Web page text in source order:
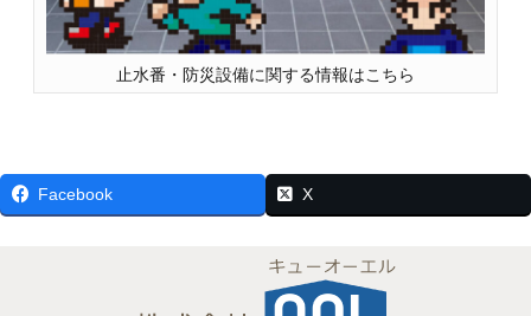
止水番・防災設備に関する情報はこちら
Facebook X